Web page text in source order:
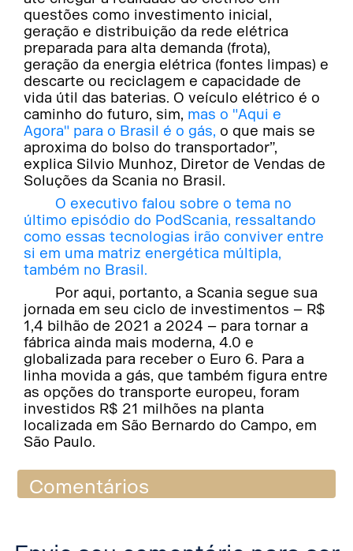
questões como investimento inicial,
geração e distribuição da rede elétrica
preparada para alta demanda (frota),
geração da energia elétrica (fontes limpas) e
descarte ou reciclagem e capacidade de
vida útil das baterias. O veículo elétrico é o
caminho do futuro, sim, mas o "Aqui e
Agora" para o Brasil é o gás, o que mais se
aproxima do bolso do transportador”,
explica Silvio Munhoz, Diretor de Vendas de
Soluções da Scania no Brasil.
O executivo falou sobre o tema no
último episódio do PodScania, ressaltando
como essas tecnologias irão conviver entre
si em uma matriz energética múltipla,
também no Brasil.
Por aqui, portanto, a Scania segue sua
jornada em seu ciclo de investimentos – R$
1,4 bilhão de 2021 a 2024 – para tornar a
fábrica ainda mais moderna, 4.0 e
globalizada para receber o Euro 6. Para a
linha movida a gás, que também figura entre
as opções do transporte europeu, foram
investidos R$ 21 milhões na planta
localizada em São Bernardo do Campo, em
São Paulo.
Comentários